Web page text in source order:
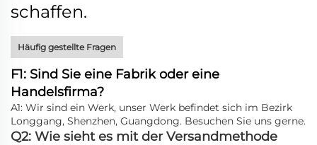
schaffen.
Häufig gestellte Fragen
F1: Sind Sie eine Fabrik oder eine
Handelsfirma?
A1: Wir sind ein Werk, unser Werk befindet sich im Bezirk
Longgang, Shenzhen, Guangdong. Besuchen Sie uns gerne.
Q2: Wie sieht es mit der Versandmethode